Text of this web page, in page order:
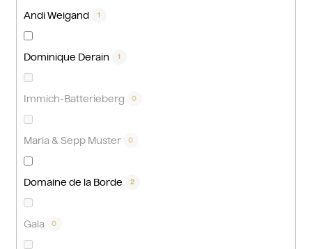
Andi Weigand 1
Dominique Derain 1
Immich-Batterieberg 0
Maria & Sepp Muster 0
Domaine de la Borde 2
Gala 0